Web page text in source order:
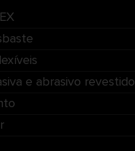
e abrasivo revestido